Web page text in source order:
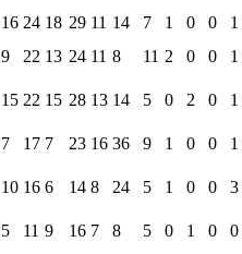
16 24 18 29 11 14 7 1 0 0
1
9 22 13 24 11 8 11 2 0 0
1
15 22 15 28 13 14 5 0 2 0
1
7 17 7 23 16 36 9 1 0 0
1
10 16 6 14 8 24 5 1 0 0
3
5 11 9 16 7 8 5 0 1 0
0